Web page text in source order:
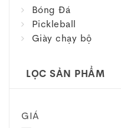
Bóng Đá
Pickleball
Giày chạy bộ
LỌC SẢN PHẨM
GIÁ